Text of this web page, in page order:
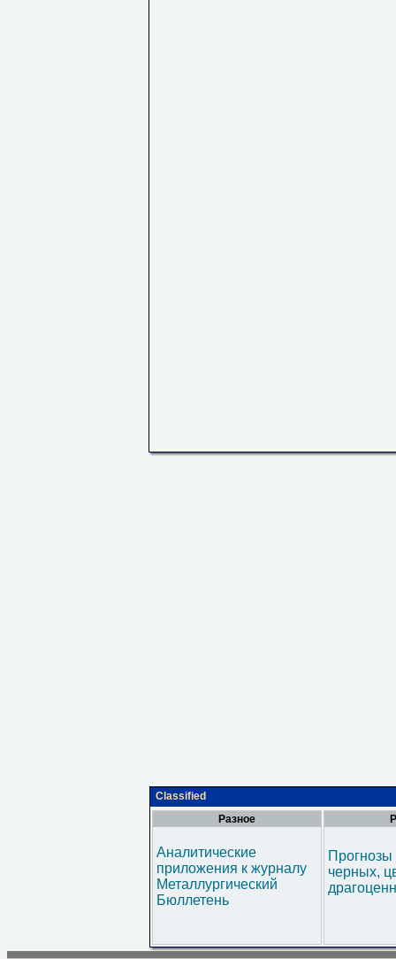
Classified
Разное
Аналитические
приложения к журналу
Металлургический
Бюллетень
черных,